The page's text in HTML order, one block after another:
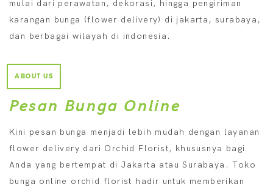
mulai dari perawatan, dekorasi, hingga pengiriman
karangan bunga (flower delivery) di jakarta, surabaya,
dan berbagai wilayah di indonesia.
ABOUT US
Pesan Bunga Online
Kini pesan bunga menjadi lebih mudah dengan layanan
flower delivery dari Orchid Florist, khususnya bagi
Anda yang bertempat di Jakarta atau Surabaya. Toko
bunga online orchid florist hadir untuk memberikan